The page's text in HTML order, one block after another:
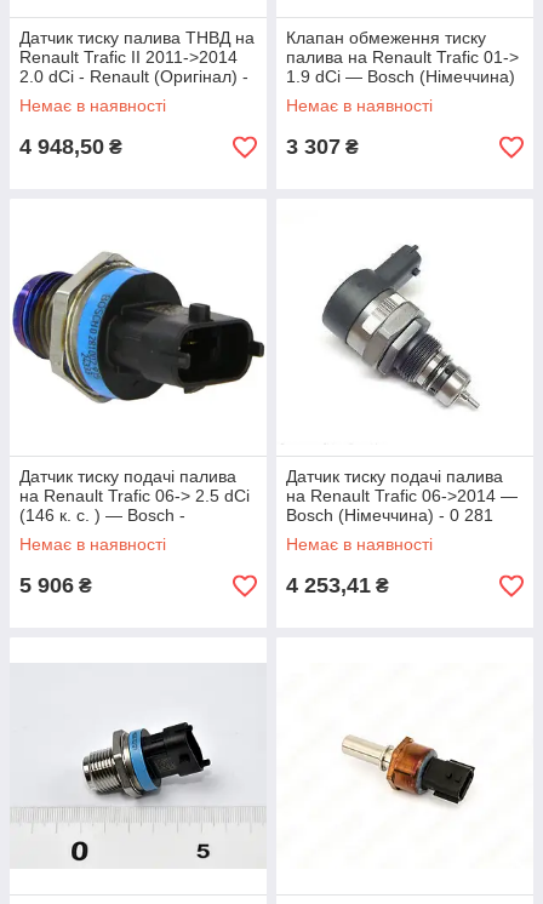
Датчик тиску палива ТНВД на
Renault Trafic II 2011->2014
2.0 dCi - Renault (Оригінал) -
166398000R
Немає в наявності
4 948,50 ₴
Клапан обмеження тиску
палива на Renault Trafic 01->
1.9 dCi — Bosch (Німеччина)
- 1110010017-
Немає в наявності
3 307 ₴
Датчик тиску подачі палива
на Renault Trafic 06-> 2.5 dCi
(146 к. с. ) — Bosch -
0281002915
Немає в наявності
5 906 ₴
Датчик тиску подачі палива
на Renault Trafic 06->2014 —
Bosch (Німеччина) - 0 281
002 800
Немає в наявності
4 253,41 ₴